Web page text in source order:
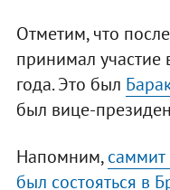
Отметим, что
принимал участие
года. Это был
был вице-
Напомним,
был состояться в